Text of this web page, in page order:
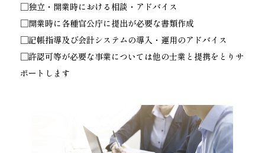
□独立・開業時における相談・アドバイス
□開業時に各種官公庁に提出が必要な書類作成
□記帳指導及び会計システムの導入・運用のアドバイス
□許認可等が必要な事業については他の士業と提携をとりサ
ポートします